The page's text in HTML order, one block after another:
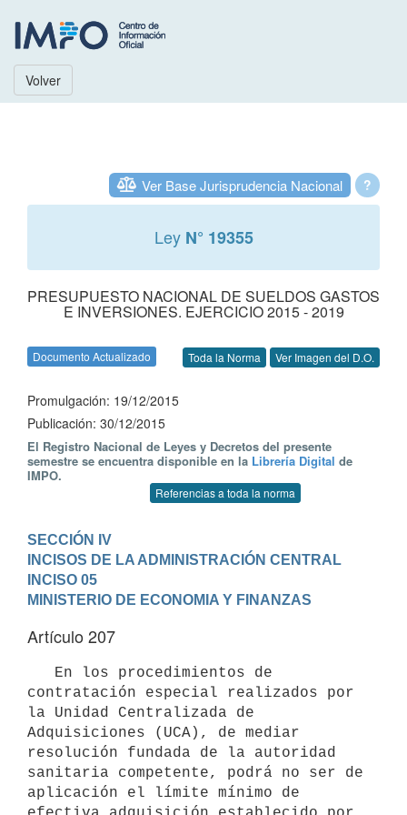
Volver
?
Ver Base Jurisprudencia Nacional
Ley N° 19355
PRESUPUESTO NACIONAL DE SUELDOS GASTOS
E INVERSIONES. EJERCICIO 2015 - 2019
Documento Actualizado Toda la Norma Ver Imagen del D.O.
Promulgación: 19/12/2015
Publicación: 30/12/2015
El Registro Nacional de Leyes y Decretos del presente
semestre se encuentra disponible en la Librería Digital de
IMPO.
Referencias a toda la norma
SECCIÓN IV
INCISOS DE LA ADMINISTRACIÓN CENTRAL
INCISO 05
MINISTERIO DE ECONOMIA Y FINANZAS
Artículo 207
contratación especial realizados por
la Unidad Centralizada de
Adquisiciones (UCA), de mediar
resolución fundada de la autoridad
sanitaria competente, podrá no ser de
aplicación el límite mínimo de